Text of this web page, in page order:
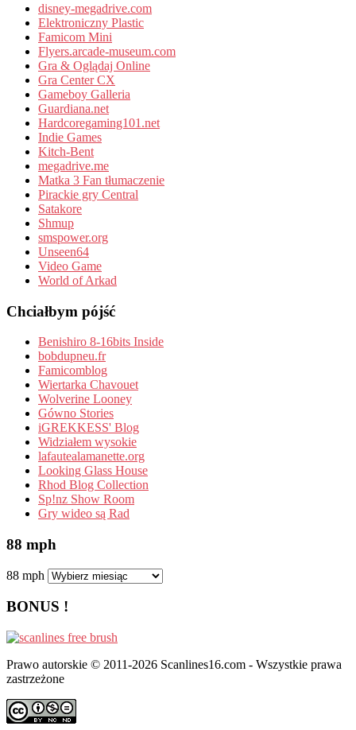
disney-megadrive.com
Elektroniczny Plastic
Famicom Mini
Flyers.arcade-museum.com
Gra & Oglądaj Online
Gra Center CX
Gameboy Galleria
Guardiana.net
Hardcoregaming101.net
Indie Games
Kitch-Bent
megadrive.me
Matka 3 Fan tłumaczenie
Pirackie gry Central
Satakore
Shmup
smspower.org
Unseen64
Video Game
World of Arkad
Chciałbym pójść
Benishiro 8-16bits Inside
bobdupneu.fr
Famicomblog
Wiertarka Chavouet
Wolverine Looney
Gówno Stories
iGREKKESS' Blog
Widziałem wysokie
lafautealamanette.org
Looking Glass House
Rhod Blog Collection
Sp!nz Show Room
Gry wideo są Rad
88 mph
88 mph
BONUS !
Prawo autorskie © 2011-2026 Scanlines16.com - Wszystkie prawa
zastrzeżone